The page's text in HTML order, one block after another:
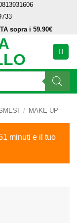
sopra i 59.90€
/ MAKE UP
minuti e il tuo